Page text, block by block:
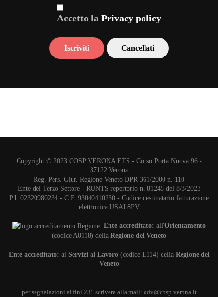
Accetto la Privacy policy
Copyright © 2023 COSP VERONA ETS - Corso Porta Nuova 96 -
37122 Verona
Reg. Pers. Giur. Regione Veneto DPR 361/2000 n. 110
Ente del Terzo Settore - RUNTS repertorio n. 81245 del 8/3/2023
P.I. 02320980234 - C.F. 93040410230 - Codice destinatario fatturazione
elettronica USAL8PV
Ente accreditato: all'Orientamento
(codice A0118) della Regione del Veneto
Ente accreditato: ai Servizi al Lavoro(codice L114) della Regione del
Veneto
per segnalazioni ai fini 231 scrivere alla mail: odv@cosp.verona.it